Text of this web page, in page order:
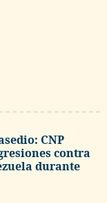
CNP
contra
durante